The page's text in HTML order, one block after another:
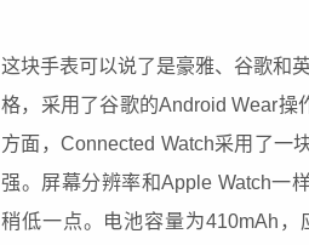
这块手表可以说了是豪雅、谷歌和
格，采用了谷歌的Android Wear操
方面，Connected Watch采用了一
强。屏幕分辨率和Apple Watch一
稍低一点。电池容量为410mAh